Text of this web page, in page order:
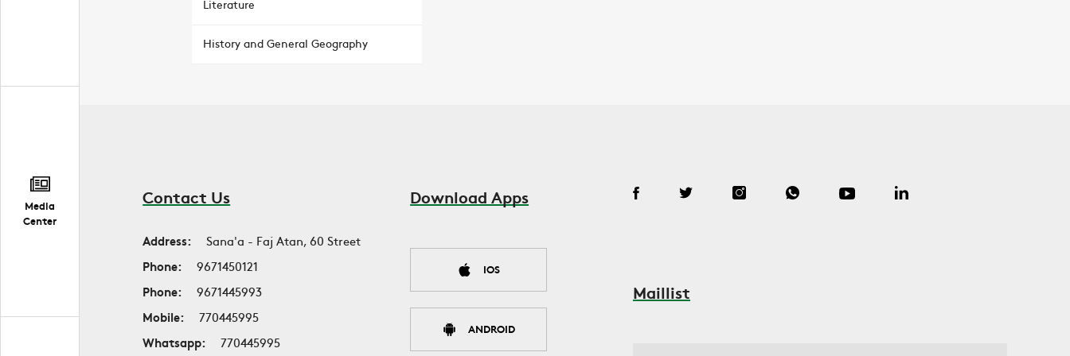
Media
Center
Literature
History and General Geography
Contact Us
Address:
Sana'a - Faj Atan, 60 Street
Phone:
9671450121
Phone:
9671445993
Mobile:
770445995
Whatsapp:
770445995
Download Apps
IOS
ANDROID
Maillist